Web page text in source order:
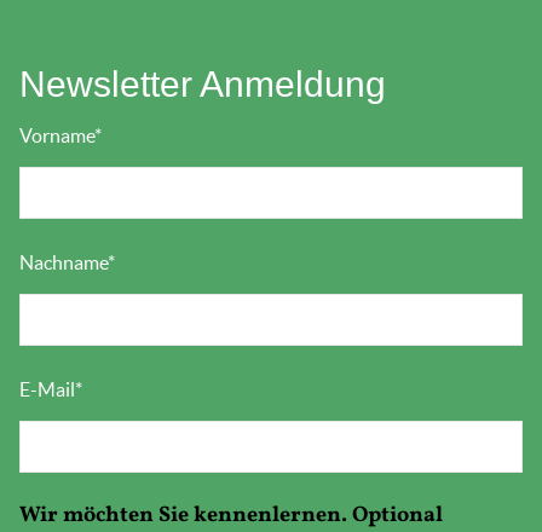
Newsletter Anmeldung
Vorname*
Nachname*
E-Mail*
Wir möchten Sie kennenlernen. Optional